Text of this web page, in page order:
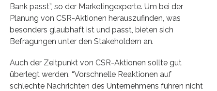
Bank passt”, so der Marketingexperte. Um bei der
Planung von CSR-Aktionen herauszufinden, was
besonders glaubhaft ist und passt, bieten sich
Befragungen unter den Stakeholdern an.
Auch der Zeitpunkt von CSR-Aktionen sollte gut
überlegt werden. “Vorschnelle Reaktionen auf
schlechte Nachrichten des Unternehmens führen nicht